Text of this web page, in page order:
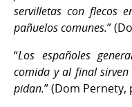
servilletas con flecos
pañuelos comunes.”
“Los españoles
comida y al final
pidan.” (Dom Pernety,